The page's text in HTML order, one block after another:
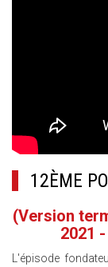
12ÈME
(Version
2021
L'épisode